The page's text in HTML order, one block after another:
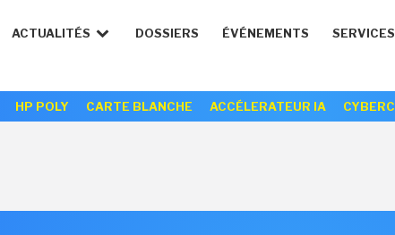
ACTUALITÉS DOSSIERS ÉVÉNEMENTS SERVICES
HP POLY CARTE BLANCHE ACCÉLERATEUR IA